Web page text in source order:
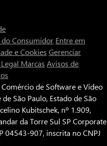
do Consumidor Entre em
e Cookies Gerenciar
Marcas Avisos de
de Software e Vídeo
São Paulo, Estado de São
Kubitschek, nº 1.909,
da Torre Sul SP Corporate
04543-907, inscrita no CNPJ